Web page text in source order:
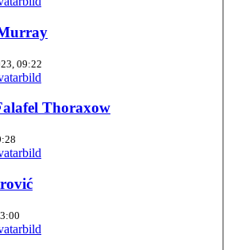
09:22
Thoraxow